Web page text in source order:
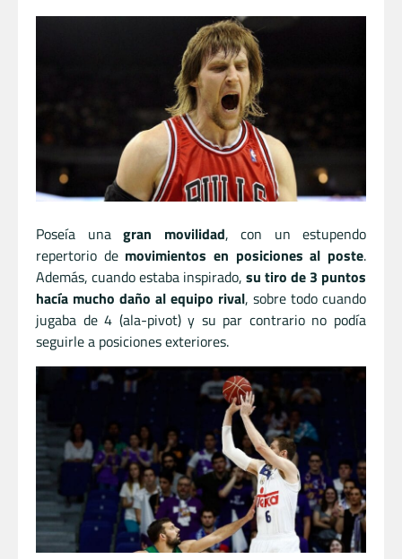
Poseía una gran movilidad, con un estupendo
repertorio de movimientos en posiciones al poste.
Además, cuando estaba inspirado, su tiro de 3 puntos
hacía mucho daño al equipo rival, sobre todo cuando
jugaba de 4 (ala-pivot) y su par contrario no podía
seguirle a posiciones exteriores.